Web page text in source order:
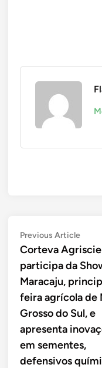
Navegação
de
Post
Previous Article
Corteva
participa da
Maracaju,
feira agrícola de
Grosso do Sul, e
apresenta
em sementes,
defensivos